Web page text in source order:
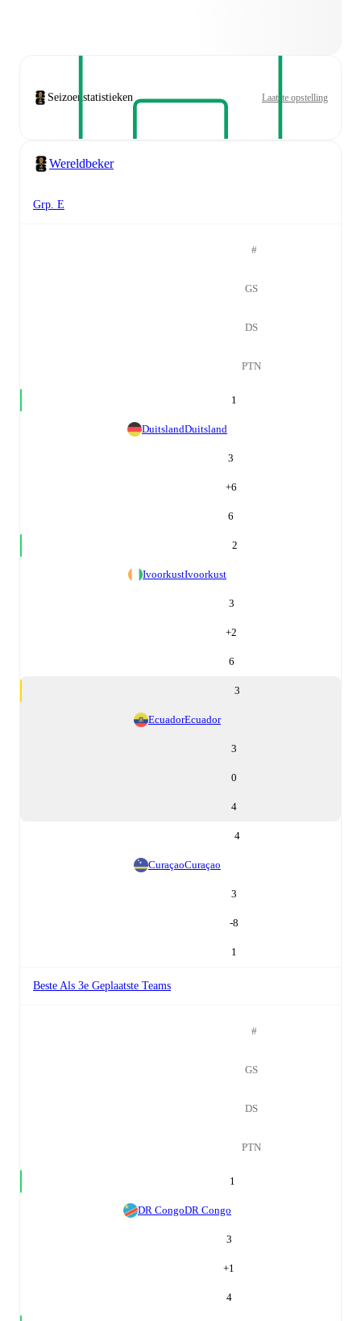
Seizoenstatistieken Laatste opstelling
Wereldbeker
Grp. E
#
GS
DS
PTN
1
DuitslandDuitsland
3
+6
6
2
IvoorkustIvoorkust
3
+2
6
3
EcuadorEcuador
3
0
4
4
CuraçaoCuraçao
3
-8
1
Beste Als 3e Geplaatste Teams
#
GS
DS
PTN
1
DR CongoDR Congo
3
+1
4